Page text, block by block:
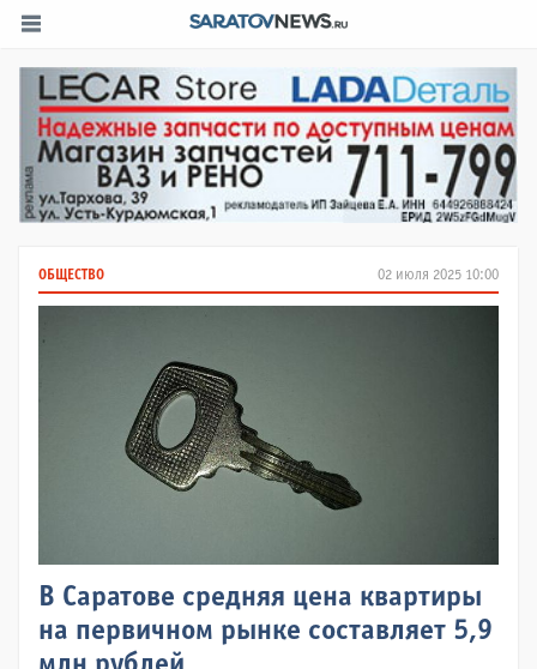
02 июля 2025 10:00
ОБЩЕСТВО
В Саратове средняя цена квартиры
на первичном рынке составляет 5,9